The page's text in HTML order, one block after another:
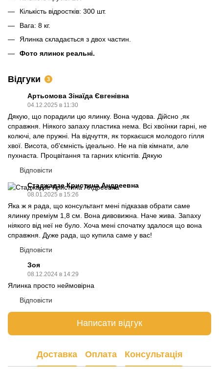
Кількість відростків: 300 шт.
Вага: 8 кг.
Ялинка складається з двох частин.
Фото ялинок реальні.
Відгуки 3
Артьомова Зінаїда Євгенівна
04.12.2025 в 11:30
Дякую, що порадили цю ялинку. Вона чудова. Дійсно ,як
справжня. Ніякого запаху пластика нема. Всі хвоїнки гарні, не
колючі, але пружні. На відчуття, як торкаєшся молодого гілля
хвої. Висота, об'ємність ідеально. Не на пів кімнати, але
пухнаста. Процвітання та гарних клієнтів. Дякую
Відповісти
Стаджадзе Кристина Андреевна
08.01.2025 в 15:26
Яка ж я рада, що консультант мені підказав обрати саме
ялинку преміум 1,8 см. Вона дивовижна. Наче жива. Запаху
ніякого від неї не було. Хоча мені спочатку здалося що вона
справжня. Дуже рада, що купила саме у вас!
Відповісти
Зоя
08.12.2024 в 14:29
Ялинка просто неймовірна
Відповісти
Написати відгук
Доставка Оплата Консультація